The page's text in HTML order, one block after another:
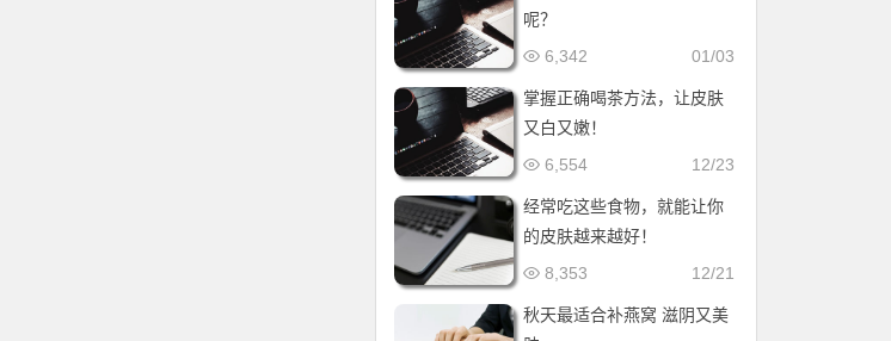
呢？
01/03
6,342
掌握正确喝茶方法，让皮肤
又白又嫩！
12/23
6,554
经常吃这些食物，就能让你
的皮肤越来越好！
12/21
8,353
秋天最适合补燕窝 滋阴又美